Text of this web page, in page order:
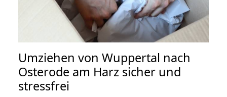
Umziehen von Wuppertal nach
Osterode am Harz sicher und
stressfrei